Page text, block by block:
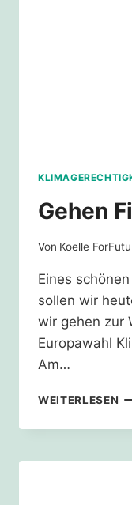
Gehen
Von Koelle
Eines
sollen wir
wir gehen zur
Europawahl
Am…
WEITERLESEN